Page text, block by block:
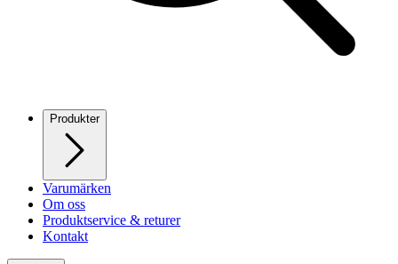
Produkter
Varumärken
Om oss
Produktservice & returer
Kontakt